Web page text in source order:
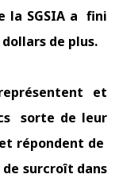
SGSIA a fini
de plus.
et
sorte de leur
répondent de
surcroît dans